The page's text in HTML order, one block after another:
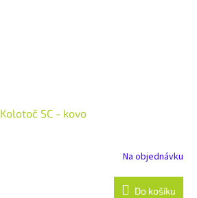
Kolotoč SC - kovo
Na objednávku
Do košíku